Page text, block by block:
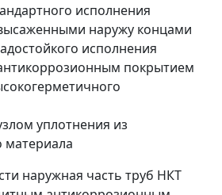
исполнения
наружу концами
исполнения
покрытием
уплотнения из
материала
наружная часть труб НКТ